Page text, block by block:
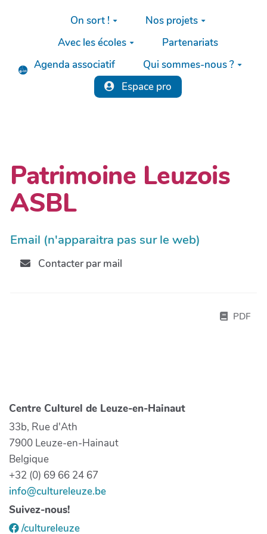
Aller au contenu principal
On sort !
Nos projets
Avec les écoles
Partenariats
Agenda associatif
Qui sommes-nous ?
Espace pro
Patrimoine Leuzois
ASBL
Email (n'apparaitra pas sur le web)
Contacter par mail
PDF
Centre Culturel de Leuze-en-Hainaut
33b, Rue d'Ath
7900 Leuze-en-Hainaut
Belgique
+32 (0) 69 66 24 67
info@cultureleuze.be
Suivez-nous!
/cultureleuze